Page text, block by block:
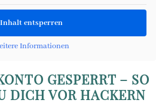
Inhalt entsperren
Informationen
GESPERRT – SO
DICH VOR HACKERN